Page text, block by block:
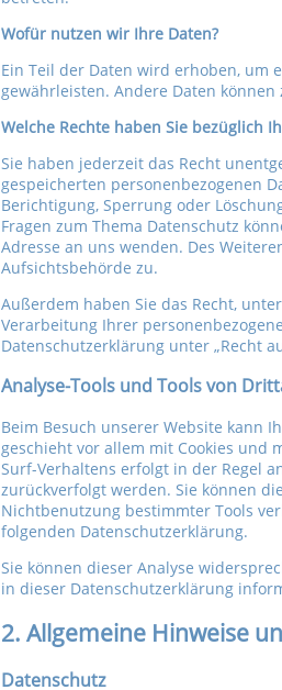
Wofür nutzen wir Ihre Daten?
Ein Teil der Daten wird erhoben, um
gewährleisten. Andere Daten
Welche Rechte haben Sie bezüglich
Sie haben jederzeit das Recht
gespeicherten personenbezogenen
Berichtigung, Sperrung oder
Fragen zum Thema Datenschutz
Adresse an uns wenden. Des
Aufsichtsbehörde zu.
Außerdem haben Sie das Recht,
Verarbeitung Ihrer
Datenschutzerklärung unter „Recht
Analyse-Tools und Tools von
Beim Besuch unserer Website kann
geschieht vor allem mit Cookies und
Surf-Verhaltens erfolgt in der Regel
zurückverfolgt werden. Sie können
Nichtbenutzung bestimmter Tools
folgenden Datenschutzerklärung.
Sie können dieser Analyse
in dieser Datenschutzerklärung
2. Allgemeine Hinweise
Datenschutz